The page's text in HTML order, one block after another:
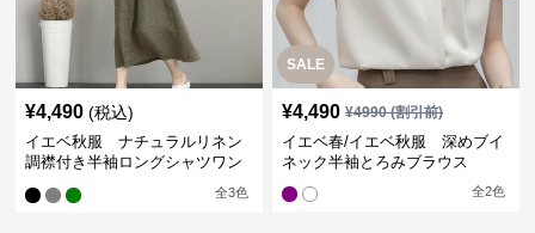
¥4,490 (税込)
イエベ秋服 ナチュラルリネン
調襟付き半袖ロングシャツワン
全3色
SALE
¥4,490 ¥4990(割引前)
イエベ春/イエベ秋服 深めブイ
ネック半袖とろみブラウス
全2色